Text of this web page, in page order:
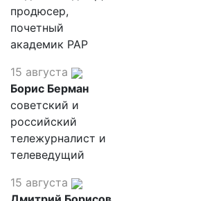
продюсер,
почетный
академик РАР
15 августа
Борис Берман
советский и
российский
тележурналист и
телеведущий
15 августа